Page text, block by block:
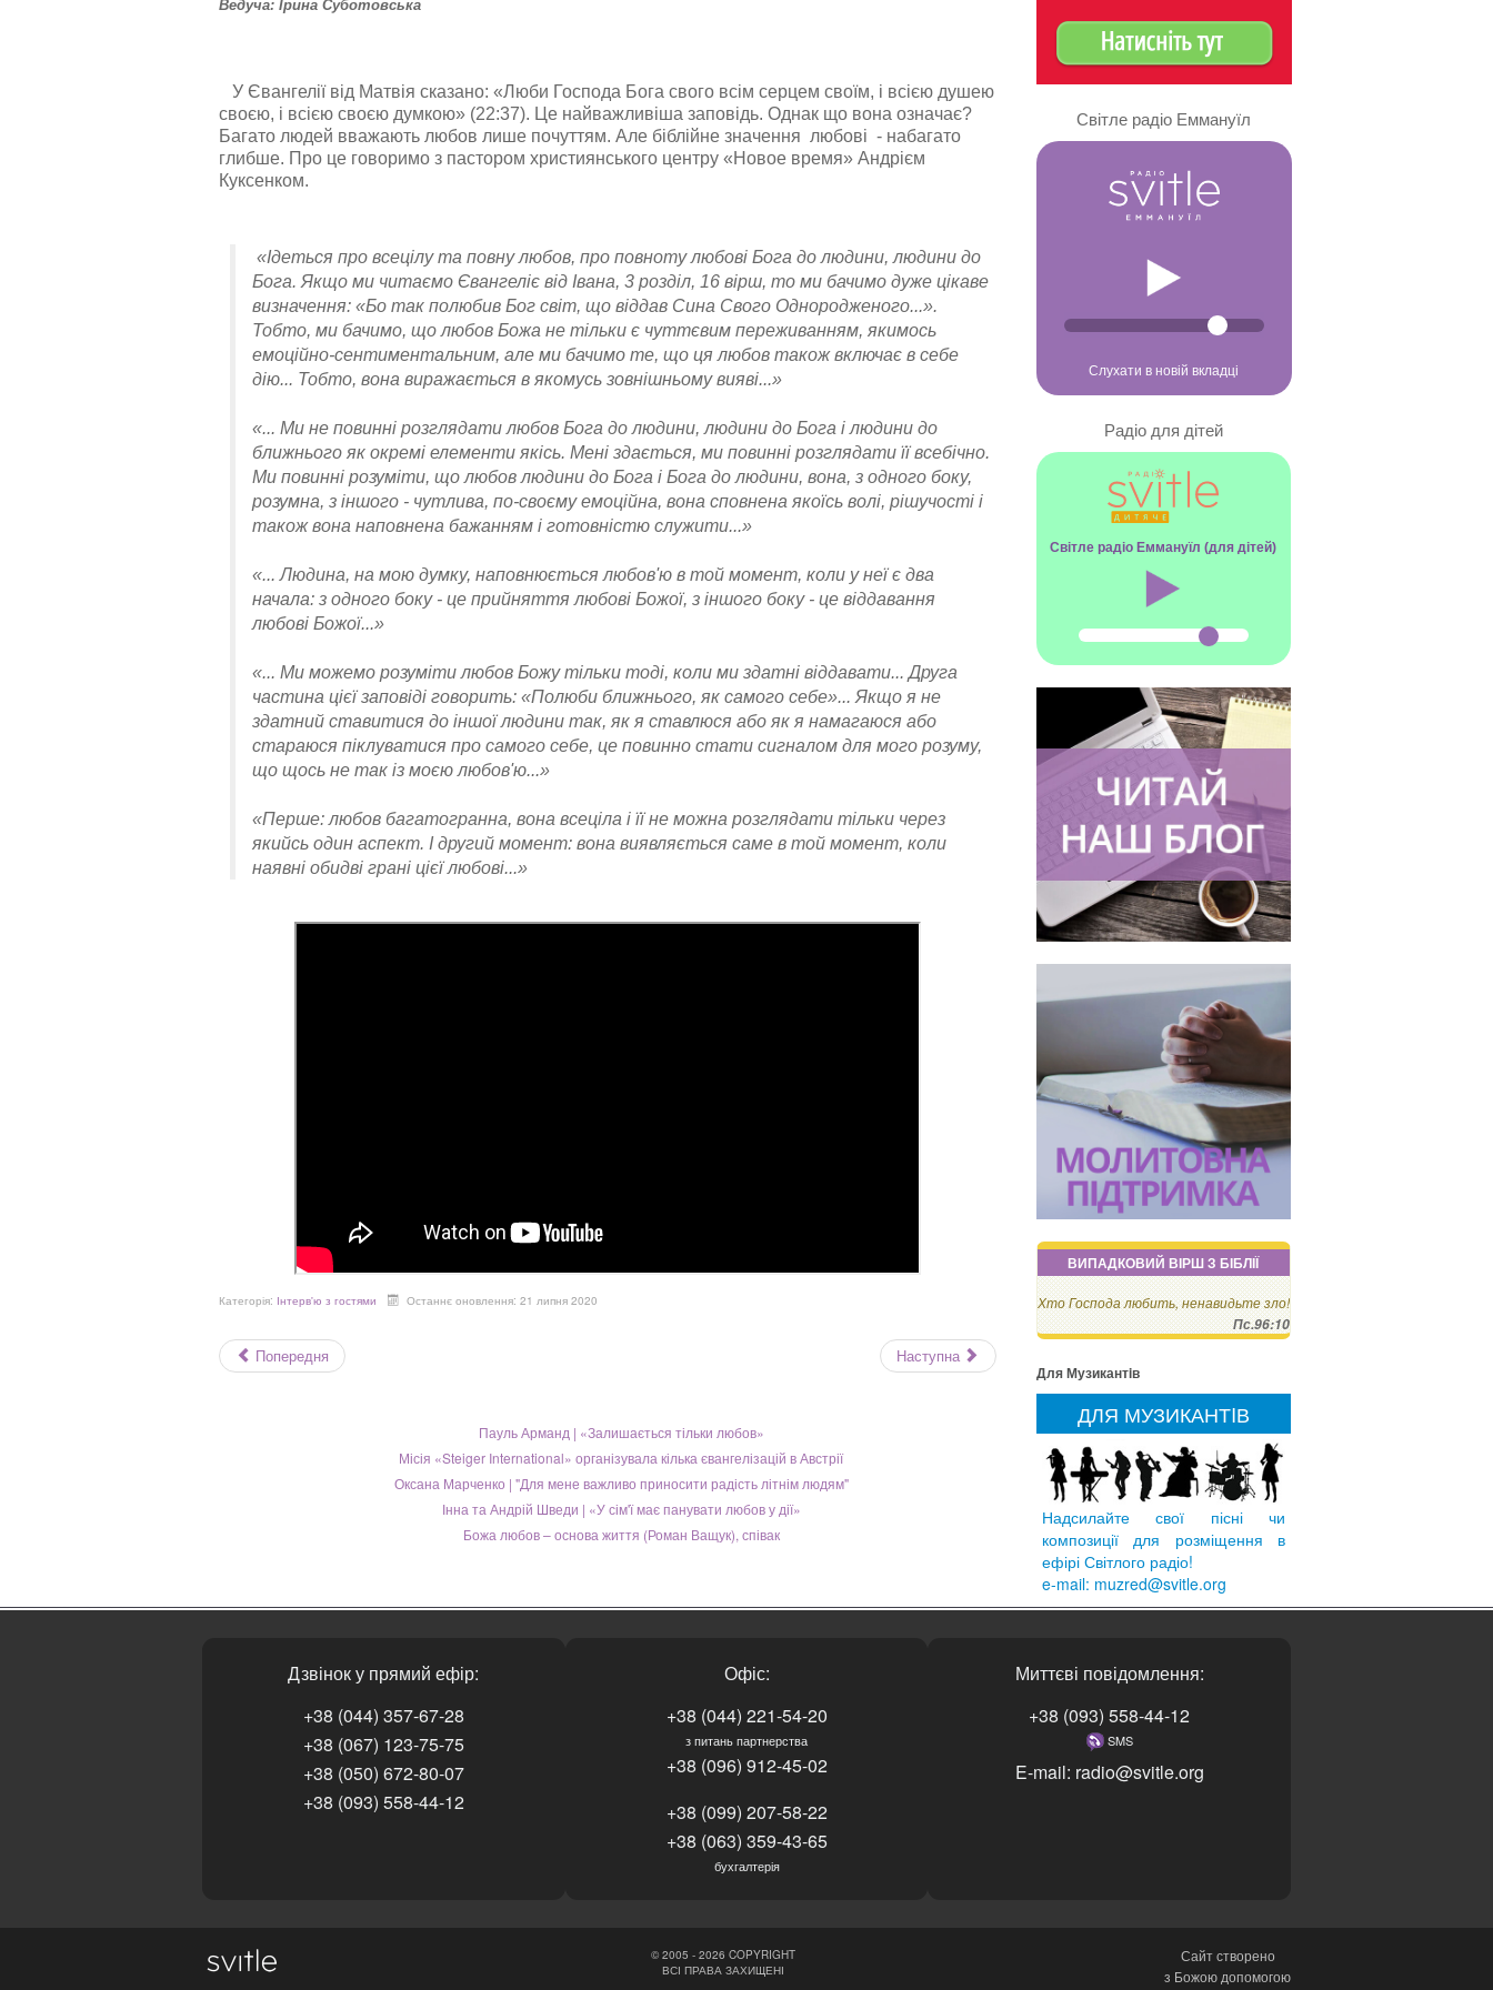
Ведуча: Ірина Суботовська
У Євангелії від Матвія сказано: «Люби Господа Бога свого всім серцем своїм, і всією душею
своєю, і всією своєю думкою» (22:37). Це найважливіша заповідь. Однак що вона означає?
Багато людей вважають любов лише почуттям. Але біблійне значення любові - набагато
глибше. Про це говоримо з пастором християнського центру «Новое время» Андрієм
Куксенком.
«Ідеться про всецілу та повну любов, про повноту любові Бога до людини, людини до
Бога. Якщо ми читаємо Євангеліє від Івана, 3 розділ, 16 вірш, то ми бачимо дуже цікаве
визначення: «Бо так полюбив Бог світ, що віддав Сина Свого Однородженого...».
Тобто, ми бачимо, що любов Божа не тільки є чуттєвим переживанням, якимось
емоційно-сентиментальним, але ми бачимо те, що ця любов також включає в себе
дію... Тобто, вона виражається в якомусь зовнішньому вияві...»
«... Ми не повинні розглядати любов Бога до людини, людини до Бога і людини до
ближнього як окремі елементи якісь. Мені здається, ми повинні розглядати її всебічно.
Ми повинні розуміти, що любов людини до Бога і Бога до людини, вона, з одного боку,
розумна, з іншого - чутлива, по-своєму емоційна, вона сповнена якоїсь волі, рішучості і
також вона наповнена бажанням і готовністю служити...»
«... Людина, на мою думку, наповнюється любов'ю в той момент, коли у неї є два
начала: з одного боку - це прийняття любові Божої, з іншого боку - це віддавання
любові Божої...»
«... Ми можемо розуміти любов Божу тільки тоді, коли ми здатні віддавати... Друга
частина цієї заповіді говорить: «Полюби ближнього, як самого себе»... Якщо я не
здатний ставитися до іншої людини так, як я ставлюся або як я намагаюся або
стараюся піклуватися про самого себе, це повинно стати сигналом для мого розуму,
що щось не так із моєю любов'ю...»
«Перше: любов багатогранна, вона всеціла і її не можна розглядати тільки через
якийсь один аспект. І другий момент: вона виявляється саме в той момент, коли
наявні обидві грані цієї любові...»
Категорія: Інтерв'ю з гостями Останнє оновлення: 21 липня 2020
Попередня Наступна
Пауль Арманд | «Залишається тільки любов»
Місія «Steiger International» організувала кілька євангелізацій в Австрії
Оксана Марченко | "Для мене важливо приносити радість літнім людям"
Інна та Андрій Шведи | «У сім'ї має панувати любов у дії»
Божа любов – основа життя (Роман Ващук), співак
Світле радіо Еммануїл
Слухати в новій вкладці
Радіо для дітей
Світле радіо Еммануїл (для дітей)
ВИПАДКОВИЙ ВІРШ З БІБЛІЇ
Хто Господа любить, ненавидьте зло!
Пс.96:10
Для Музикантiв
ДЛЯ МУЗИКАНТIВ
Надсилайте свої пісні чи
композиції для розміщення в
ефірі Світлого радіо!
e-mail: muzred@svitle.org
Дзвінок у прямий ефір:
+38 (044) 357-67-28
+38 (067) 123-75-75
+38 (050) 672-80-07
+38 (093) 558-44-12
Офіс:
+38 (044) 221-54-20
з питань партнерства
+38 (096) 912-45-02
+38 (099) 207-58-22
+38 (063) 359-43-65
бухгалтерія
Миттєві повідомлення:
+38 (093) 558-44-12
SMS
E-mail: radio@svitle.org
Сайт створено
з Божою допомогою
© 2005 - 2026 COPYRIGHT
ВСІ ПРАВА ЗАХИЩЕНІ